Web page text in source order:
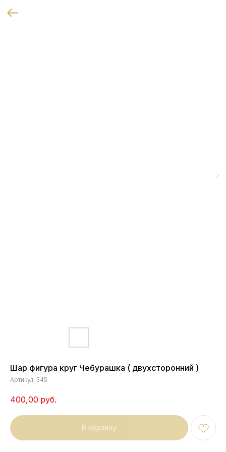
Шар фигура круг Чебурашка ( двухсторонний )
Артикул: 345
400,00 руб.
В корзину